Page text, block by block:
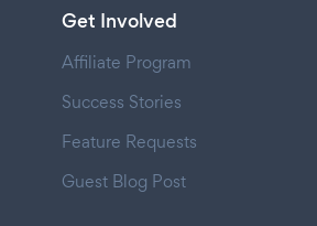
Get Involved
Affiliate Program
Success Stories
Feature Requests
Guest Blog Post